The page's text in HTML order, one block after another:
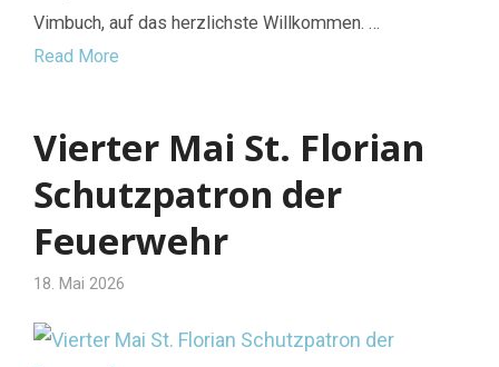
Vimbuch, auf das herzlichste Willkommen. …
Read More
Vierter Mai St. Florian
Schutzpatron der
Feuerwehr
18. Mai 2026